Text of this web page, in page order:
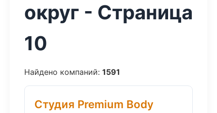
округ - Страница
10
Найдено компаний: 1591
Студия Premium Body